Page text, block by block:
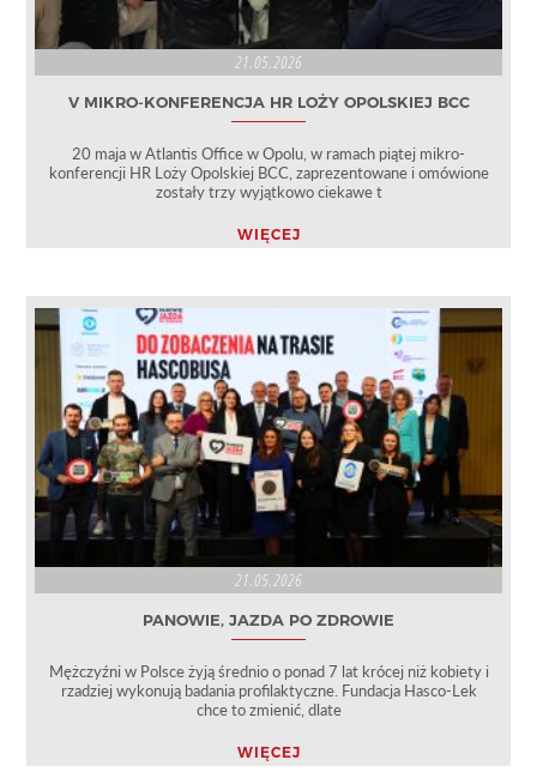
21.05.2026
V MIKRO-KONFERENCJA HR LOŻY OPOLSKIEJ BCC
20 maja w Atlantis Office w Opolu, w ramach piątej mikro-
konferencji HR Loży Opolskiej BCC, zaprezentowane i omówione
zostały trzy wyjątkowo ciekawe t
WIĘCEJ
21.05.2026
PANOWIE, JAZDA PO ZDROWIE
Mężczyźni w Polsce żyją średnio o ponad 7 lat krócej niż kobiety i
rzadziej wykonują badania profilaktyczne. Fundacja Hasco-Lek
chce to zmienić, dlate
WIĘCEJ